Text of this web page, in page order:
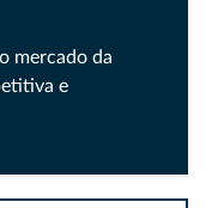
mercado da
e